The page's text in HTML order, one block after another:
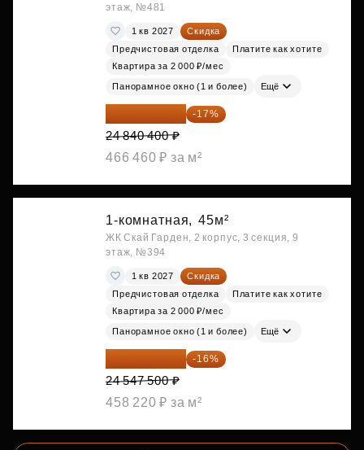
этаж, №481
1 кв 2027
Скидка
Предчистовая отделка
Платите как хотите
Квартира за 2 000 ₽/мес
Панорамное окно (1 и более) Ещё
20 617 532 ₽ -17%
24 840 400 ₽
466 460 ₽ за м²
1-комнатная, 45м²
ЖК Скай Гарден, 2 корпус, 3 секция, 9
этаж, №394
1 кв 2027
Скидка
Предчистовая отделка
Платите как хотите
Квартира за 2 000 ₽/мес
Панорамное окно (1 и более) Ещё
20 619 900 ₽ -16%
24 547 500 ₽
458 220 ₽ за м²